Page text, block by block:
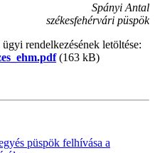
Spányi Antal
székesfehérvári püspök
rendelkezésének letöltése:
(163 kB)
püspök felhívása a